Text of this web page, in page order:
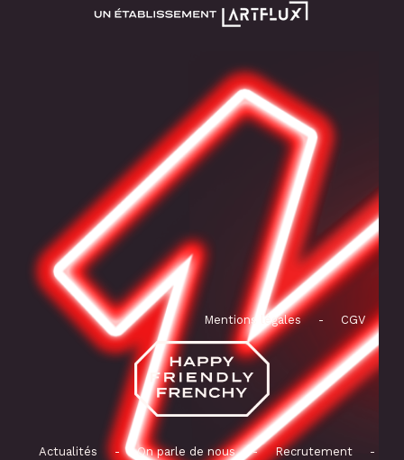
Mentions légales - CGV
Actualités - On parle de nous - Recrutement -